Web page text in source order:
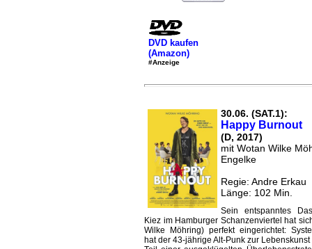
DVD kaufen
(Amazon)
#Anzeige
30.06. (SAT.1):
Happy Burnout
(D, 2017)
mit Wotan Wilke
Engelke
Regie: Andre Erkau
Länge: 102 Min.
Sein entspanntes
Kiez im Hamburger Schanzenviertel hat
Wilke Möhring) perfekt eingerichtet:
hat der 43-jährige Alt-Punk zur